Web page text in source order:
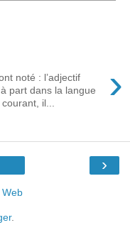
›
noté : l’adjectif
part dans la langue
il...
›
.